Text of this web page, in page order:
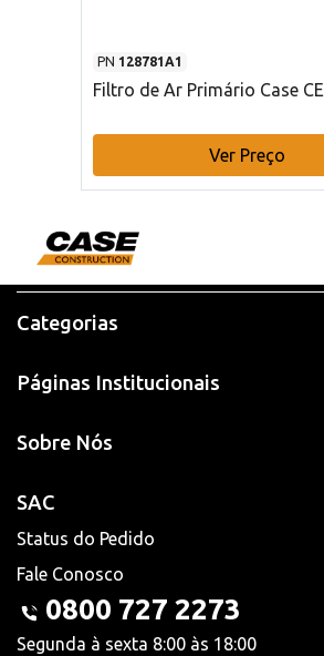
PN 128781A1
Filtro de Ar Primário Case CE
Ver Preço
Categorias
Páginas Institucionais
Sobre Nós
SAC
Status do Pedido
Fale Conosco
0800 727 2273
Segunda à sexta 8:00 às 18:00